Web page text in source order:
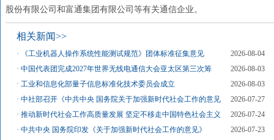
股份有限公司和富通集团有限公司等有关通信企业。
相关新闻>>
· 《工业机器人操作系统性能测试规范》团体标准征集意见
2026-08-04
·中国代表团完成2027年世界无线电通信大会亚太区第三次筹
2026-08-03
·工业和信息化部量子信息标准化技术委员会成立
2026-08-03
·中社部召开《中共中央 国务院关于加强新时代社会工作的意见
2026-07-27
·推动新时代社会工作高质量发展 坚定不移走中国特色社会主义
2026-07-24
·中共中央 国务院印发《关于加强新时代社会工作的意见》
2026-07-23